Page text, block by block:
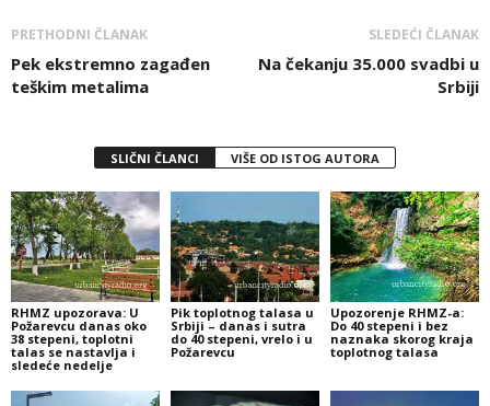
PRETHODNI ČLANAK
Pek ekstremno zagađen
teškim metalima
SLEDEĆI ČLANAK
Na čekanju 35.000 svadbi u
Srbiji
SLIČNI ČLANCI VIŠE OD ISTOG AUTORA
RHMZ upozorava: U
Požarevcu danas oko
38 stepeni, toplotni
talas se nastavlja i
sledeće nedelje
Pik toplotnog talasa u
Srbiji – danas i sutra
do 40 stepeni, vrelo i u
Požarevcu
Upozorenje RHMZ-a:
Do 40 stepeni i bez
naznaka skorog kraja
toplotnog talasa